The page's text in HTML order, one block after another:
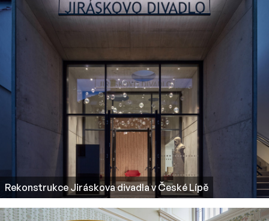
Rekonstrukce Jiráskova divadla v České Lípě